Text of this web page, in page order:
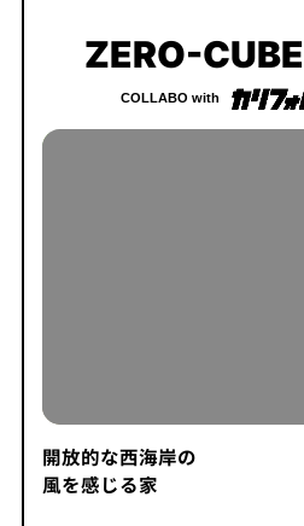
ZERO-
COLLABO with
開放的な西海岸の
風を感じる家